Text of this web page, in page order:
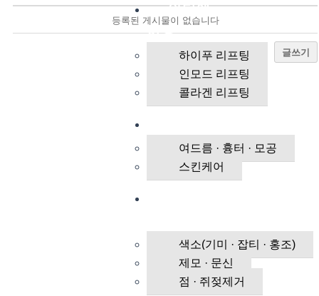
안티에
이징
하이푸 리프팅
인모드 리프팅
콜라겐 리프팅
여드름 · 흉터 · 모공
스킨케어
색소(기미 · 잡티 · 홍조)
제모 · 문신
점 · 쥐젖제거
등록된 게시물이 없습니다
글쓰기